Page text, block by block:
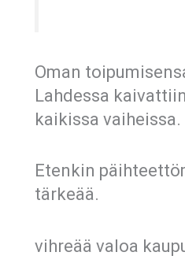
Oman
Lahdessa
kaikissa vaiheissa.
Etenkin
tärkeää.
vihreää valoa